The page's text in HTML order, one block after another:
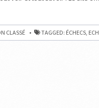
CLASSÉ TAGGED: ÉCHECS,